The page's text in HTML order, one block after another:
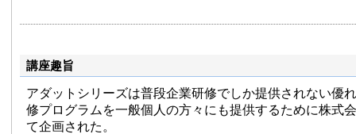
ウヒル社）など。ＮＨＫ教育ＴＶ「英語ビジネスワールド
講座趣旨
アダットシリーズは普段企業研修でしか提供されない優
修プログラムを一般個人の方々にも提供するために株式
て企画された。